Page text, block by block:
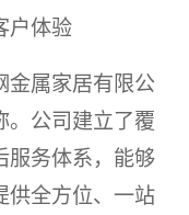
户体验
金属家居有限公
。公司建立了覆
服务体系，能够
供全方位、一站